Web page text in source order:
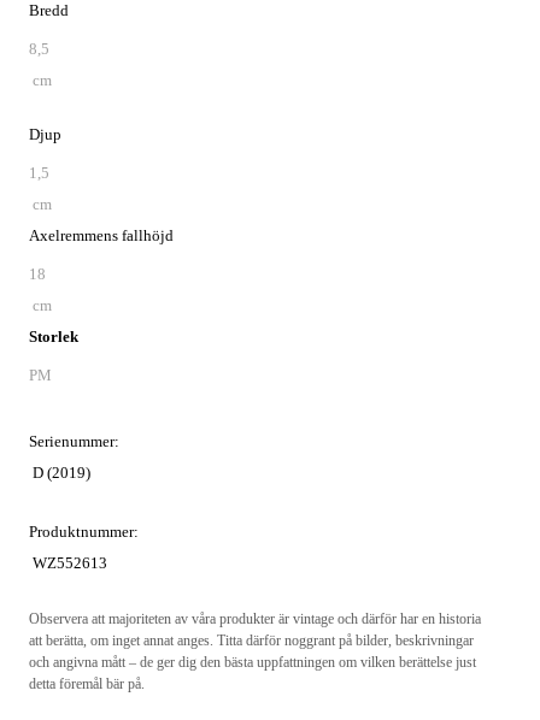
Bredd
8,5
cm
Djup
1,5
cm
Axelremmens fallhöjd
18
cm
Storlek
PM
Serienummer:
D (2019)
Produktnummer:
WZ552613
Observera att majoriteten av våra produkter är vintage och därför har en historia
att berätta, om inget annat anges. Titta därför noggrant på bilder, beskrivningar
och angivna mått – de ger dig den bästa uppfattningen om vilken berättelse just
detta föremål bär på.